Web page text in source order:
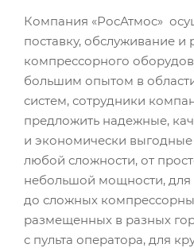
Компания «РосАтмос»
поставку, обслуживание и
компрессорного
большим опытом в
систем, сотрудники
предложить надежные,
и экономически
любой сложности, от
небольшой мощности, для
до сложных
размещенных в разных
с пульта оператора, для